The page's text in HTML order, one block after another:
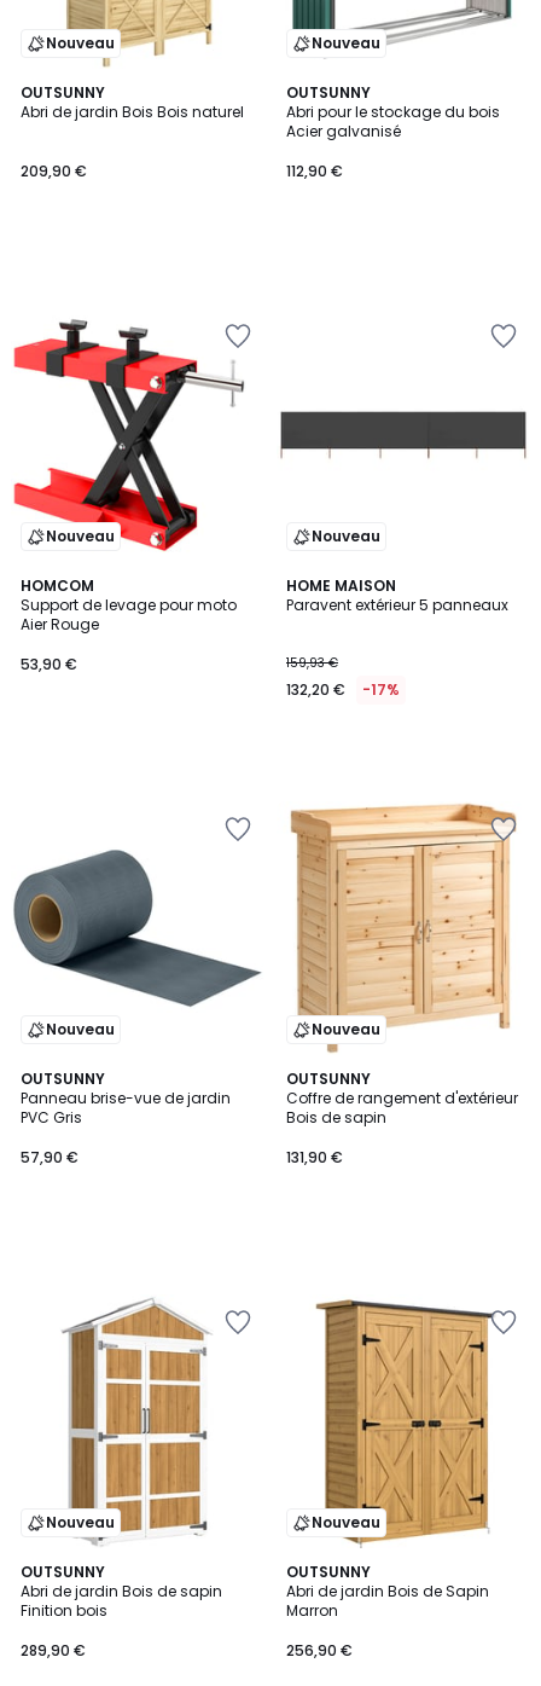
Nouveau
OUTSUNNY
Abri de jardin Bois Bois naturel
209,90 €
Nouveau
OUTSUNNY
Abri pour le stockage du bois
Acier galvanisé
112,90 €
Nouveau
HOMCOM
Support de levage pour moto
Aier Rouge
53,90 €
Nouveau
HOME MAISON
Paravent extérieur 5 panneaux
159,93 €
132,20 € -17%
Nouveau
OUTSUNNY
Panneau brise-vue de jardin
PVC Gris
57,90 €
Nouveau
OUTSUNNY
Coffre de rangement d'extérieur
Bois de sapin
131,90 €
Nouveau
OUTSUNNY
Abri de jardin Bois de sapin
Finition bois
289,90 €
Nouveau
OUTSUNNY
Abri de jardin Bois de Sapin
Marron
256,90 €